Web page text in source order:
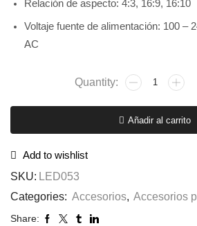
Relación de aspecto: 4:3, 16:9, 16:10
Voltaje fuente de alimentación: 100 –
AC
Añadir al carrito
Add to wishlist
SKU: LED053
Categories: Accesorios, Accesorios
Share: